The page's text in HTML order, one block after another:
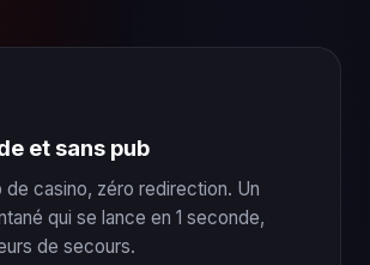
et sans pub
casino, zéro redirection. Un
qui se lance en 1 seconde,
de secours.